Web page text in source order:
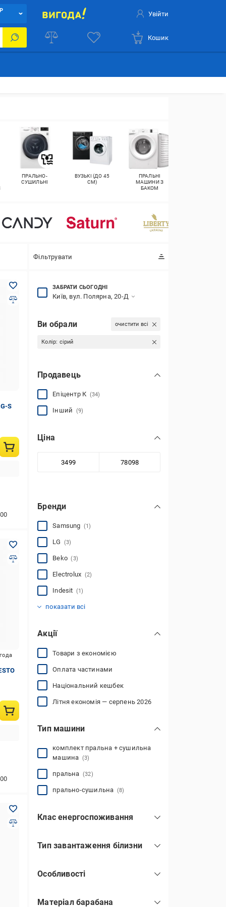
Увійти
Кошик
ПРАЛЬНО-
СУШИЛЬНІ
ВУЗЬКІ (ДО 45
СМ)
ПРАЛЬНІ
МАШИНИ З
БАКОМ
Фільтрувати
S
ЗАБРАТИ СЬОГОДНІ
Київ, вул. Полярна, 20-Д
Ви обрали очистити всі
Колір: сірий
Продавець
Епіцентр К (34)
Інший (9)
Ціна
Бренди
Samsung (1)
LG (3)
Beko(3)
Electrolux (2)
Indesit (1)
показати всі
Акції
Товари з економією
Оплата частинами
Національний кешбек
Літня економія — серпень 2026
Тип машини
комплект пральна + сушильна
машина (3)
пральна (32)
прально-сушильна (8)
Клас енергоспоживання
A++(3)
E(1)
Тип завантаження білизни
фронтальний
Особливості
Wi-Fi(15)
Матеріал барабана